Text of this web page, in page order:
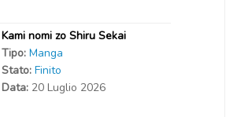
Kami nomi zo Shiru Sekai
Tipo: Manga
Stato: Finito
Data: 20 Luglio 2026